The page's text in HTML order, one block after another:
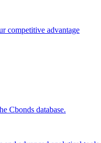
competitive advantage
Cbonds database.